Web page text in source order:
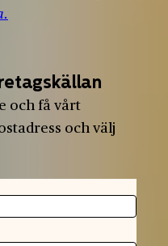
och få vårt
och välj